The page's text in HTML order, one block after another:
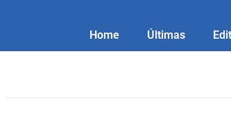
Home Últimas